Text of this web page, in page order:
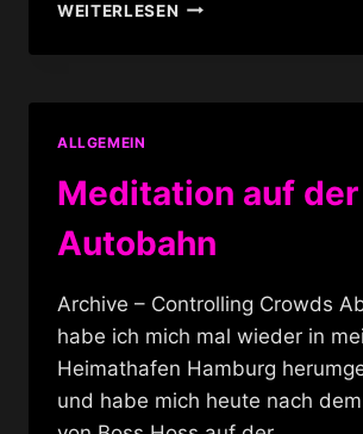
WEITERLESENMICHAEL
IN
O2
ALLGEMEIN
Meditation auf der
Autobahn
Archive – Controlling Crowds
habe ich mich mal wieder in
Heimathafen Hamburg
und habe mich heute nach